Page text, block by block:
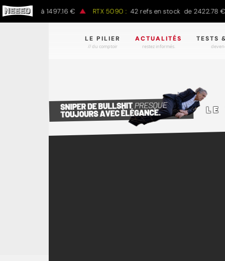
€ à 1497.16 € RTX 5090 : 42 refs en stock de 2422.78 € à
LE PILIER
// du comptoir
ACTUALITÉS
restez informés.
TESTS